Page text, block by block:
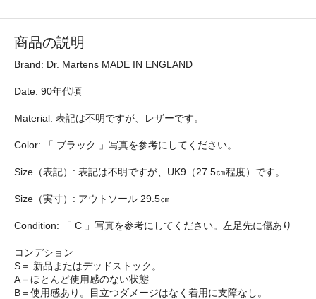
商品の説明
Brand: Dr. Martens MADE IN ENGLAND
Date: 90年代頃
Material: 表記は不明ですが、レザーです。
Color: 「 ブラック 」写真を参考にしてください。
Size（表記）: 表記は不明ですが、UK9（27.5㎝程度）です。
Size（実寸）: アウトソール 29.5㎝
Condition: 「 C 」写真を参考にしてください。左足先に傷あり
コンデション
S＝ 新品またはデッドストック。
A＝ほとんど使用感のない状態
B＝使用感あり。目立つダメージはなく着用に支障なし。